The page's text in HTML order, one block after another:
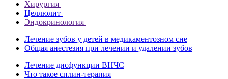
Хирургия
Целлюлит
Эндокринология
Лечение зубов у детей в медикаментозном сне
Общая анестезия при лечении и удалении зубов
Лечение дисфункции ВНЧС
Что такое сплин-терапия